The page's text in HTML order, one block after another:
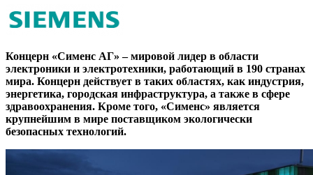
Концерн «Сименс АГ» – мировой лидер в области
электроники и электротехники, работающий в 190 странах
мира. Концерн действует в таких областях, как индустрия,
энергетика, городская инфраструктура, а также в сфере
здравоохранения. Кроме того, «Сименс» является
крупнейшим в мире поставщиком экологически
безопасных технологий.